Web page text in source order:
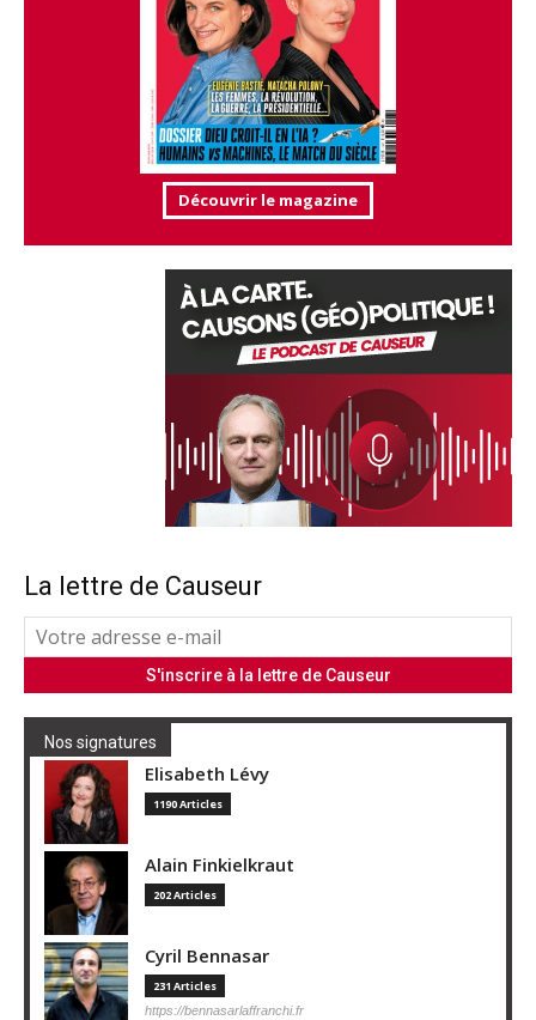
Découvrir le magazine
La lettre de Causeur
Nos signatures
Elisabeth Lévy
1190 Articles
Alain Finkielkraut
202 Articles
Cyril Bennasar
231 Articles
https://bennasarlaffranchi.fr